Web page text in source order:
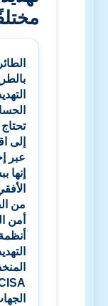
تحتاج
إلى
عبر
إنها
من
أمن